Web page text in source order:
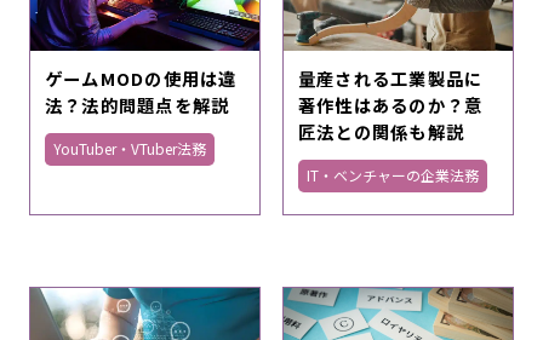
ゲームMODの使用は違
法？法的問題点を解説
YouTuber・VTuber法務
量産される工業製品に
著作性はあるのか？意
匠法との関係も解説
IT・ベンチャーの企業法務